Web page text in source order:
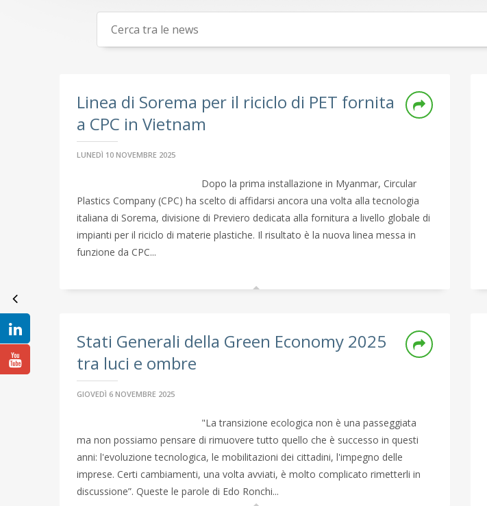
Linea di Sorema per il riciclo di PET fornita
a CPC in Vietnam
LUNEDÌ 10 NOVEMBRE 2025
Dopo la prima installazione in Myanmar, Circular
Plastics Company (CPC) ha scelto di affidarsi ancora una volta alla tecnologia
italiana di Sorema, divisione di Previero dedicata alla fornitura a livello globale di
impianti per il riciclo di materie plastiche. Il risultato è la nuova linea messa in
funzione da CPC...
Stati Generali della Green Economy 2025
tra luci e ombre
GIOVEDÌ 6 NOVEMBRE 2025
"La transizione ecologica non è una passeggiata
ma non possiamo pensare di rimuovere tutto quello che è successo in questi
anni: l'evoluzione tecnologica, le mobilitazioni dei cittadini, l'impegno delle
imprese. Certi cambiamenti, una volta avviati, è molto complicato rimetterli in
discussione”. Queste le parole di Edo Ronchi...